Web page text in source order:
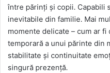
între părinți și copii. Capabili
inevitabile din familie. Mai
momente delicate – cum ar
temporară a unui părinte din
stabilitate și continuitate
singură prezență.